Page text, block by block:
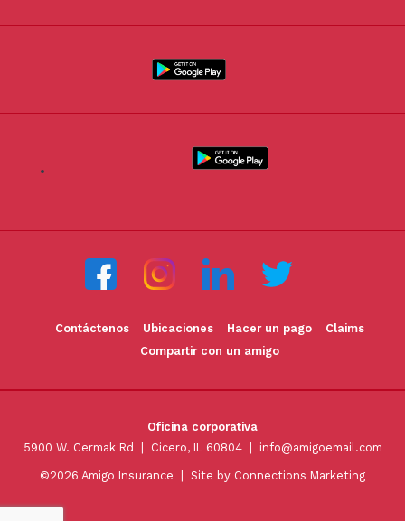
Contáctenos Ubicaciones Hacer un pago
Claims
Compartir con un amigo
Oficina corporativa
5900 W. Cermak Rd | Cicero, IL 60804 | info@amigoemail.com
©2026 Amigo Insurance | Site by Connections Marketing